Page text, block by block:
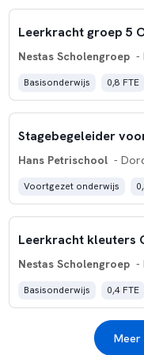
Nestas Scholengroep -
Basisonderwijs 0,8 FTE
Stagebegeleider
Hans Petrischool -
Voortgezet onderwijs
Leerkracht kleuters
Nestas Scholengroep -
Basisonderwijs 0,4 FTE
Meer